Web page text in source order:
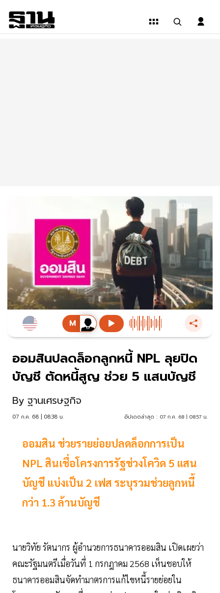
ออมสินปลดล็อกลูกหนี้ NPL ลุยปิด
บัญชี ตัดหนี้สูญ ช่วย 5 แสนบัญชี
By ฐานเศรษฐกิจ
07 ก.ค. 68 | 08:38 น. อัปเดตล่าสุด : 07 ก.ค. 68 | 08:57 น.
ออมสิน ช่วยรายย่อยปลดล็อกการเป็น
NPL สินเชื่อโครงการรัฐช่วงโควิด 5 แสน
บัญชี แบ่งเป็น 2 เฟส ระบุรวมช่วยลูกหนี้
กว่า 1.3 ล้านบัญชี
นายวิทัย รัตนากร ผู้อำนวยการธนาคารออมสิน เปิดเผยว่า
คณะรัฐมนตรีเมื่อวันที่ 1 กรกฎาคม 2568 เห็นชอบให้
ธนาคารออมสินจัดทำมาตรการแก้ไขหนี้รายย่อยใน